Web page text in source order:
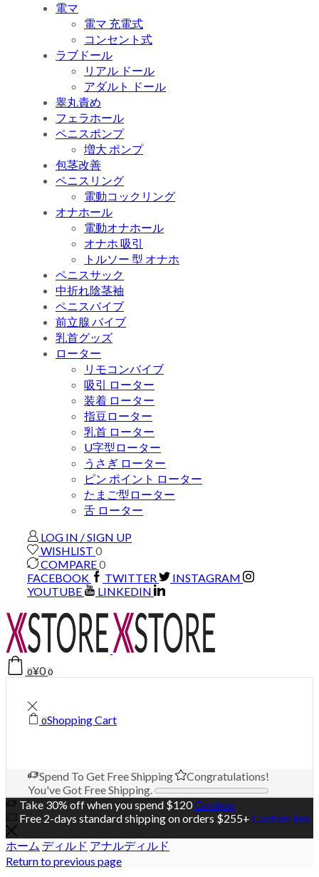
電マ
電マ 充電式
コンセント式
ラブドール
リアル ドール
アダルト ドール
睾丸責め
フェラホール
ペニスポンプ
増大 ポンプ
包茎改善
ペニスリング
電動コックリング
オナホール
電動オナホール
オナホ 吸引
トルソー 型 オナホ
ペニスサック
中折れ陰茎袖
ペニスバイブ
前立腺 バイブ
乳首グッズ
ローター
リモコンバイブ
吸引 ローター
装着 ローター
指豆ローター
乳首 ローター
U字型ローター
うさぎ ローター
ピン ポイント ローター
たまご型ローター
舌 ローター
LOG IN / SIGN UP
WISHLIST 0
COMPARE0
FACEBOOK
TWITTER
INSTAGRAM
YOUTUBE
LINKEDIN
0¥0 0
0Shopping Cart
Spend To Get Free Shipping
Congratulations!
You've Got Free Shipping.
Take 30% off when you spend $120Go shop
Free 2-days standard shipping on orders $255+ Custom link
ホーム ディルド アナルディルド
Return to previous page